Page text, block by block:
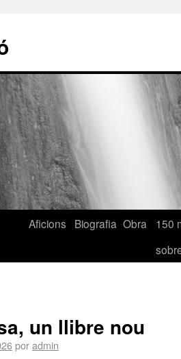
Aficions Biografia Obra
150
un llibre nou
poradmin